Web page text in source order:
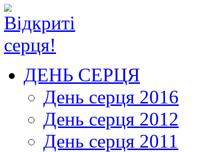
ДЕНЬ СЕРЦЯ
День серця 2016
День серця 2012
День серця 2011